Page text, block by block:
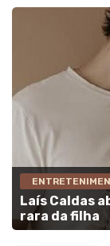
Laís Caldas
rara da filha